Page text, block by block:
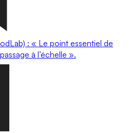
: « Le point essentiel de
à l’échelle ».